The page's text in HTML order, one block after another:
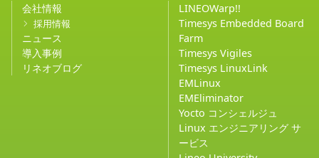
会社情報
採用情報
ニュース
導入事例
リネオブログ
LINEOWarp!!
Timesys Embedded Board
Farm
Timesys Vigiles
Timesys LinuxLink
EMLinux
EMEliminator
Yocto コンシェルジュ
Linux エンジニアリング サ
ービス